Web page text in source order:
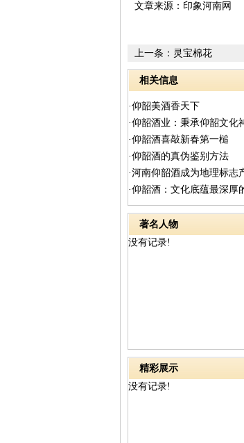
文章来源：印象河南网
上一条： 灵宝棉花
相关信息
·仰韶美酒香天下
·仰韶酒业：秉承仰韶文化
·仰韶酒喜敲新春第一槌
·仰韶酒的真伪鉴别方法
·河南仰韶酒成为地理标志
·仰韶酒：文化底蕴最深厚
著名人物
没有记录!
精彩展示
没有记录!